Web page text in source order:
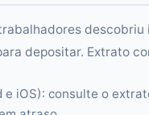
descobriu
depositar. Extrato
e iOS): consulte o